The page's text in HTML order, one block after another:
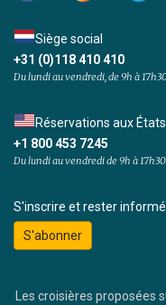
Siège social
+31 (0)118 410 410
Du lundi au vendredi, de 9h à
Réservations aux
+1 800 453 7245
Du lundi au vendredi de 9h à
S'inscrire et rester
S'abonner
Les croisières